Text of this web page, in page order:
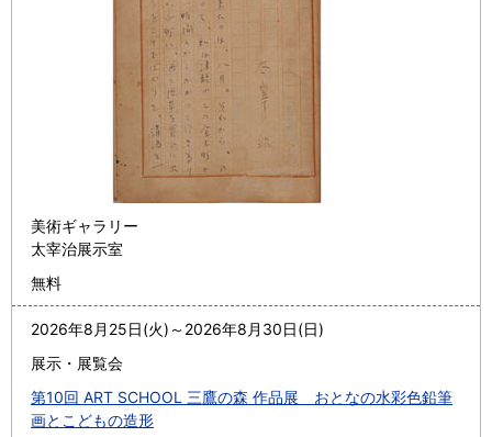
美術ギャラリー
太宰治展示室
無料
2026年8月25日(火) ～ 2026年8月30日(日)
展示・展覧会
第10回 ART SCHOOL 三鷹の森 作品展 おとなの水彩色鉛筆
画とこどもの造形